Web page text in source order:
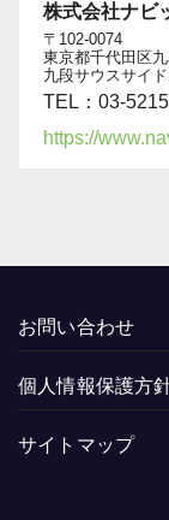
株式会社ナビ
〒102-0074
東京都千代田区
九段サウスサイ
TEL：03-
https://
お問い合わせ
個人情報保護方
サイトマップ